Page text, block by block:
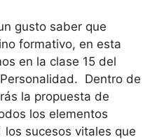
gusto saber que
formativo, en esta
en la clase 15 del
Dentro de
la propuesta de
los elementos
sucesos vitales que